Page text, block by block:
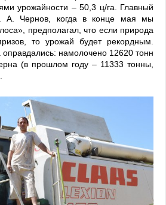
урожайности – 50,3 ц/га. Главный
А. Чернов, когда в конце мая мы
предполагал, что если природа
то урожай будет рекордным.
оправдались: намолочено 12620 тонн
(в прошлом году – 11333 тонны,